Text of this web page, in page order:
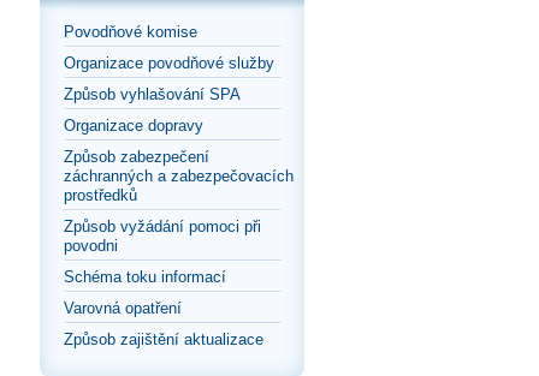
Povodňové komise
Organizace povodňové služby
Způsob vyhlašování SPA
Organizace dopravy
Způsob zabezpečení
záchranných a zabezpečovacích
prostředků
Způsob vyžádání pomoci při
povodni
Schéma toku informací
Varovná opatření
Způsob zajištění aktualizace